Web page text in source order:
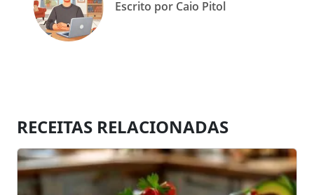
Escrito por Caio Pitol
RECEITAS RELACIONADAS